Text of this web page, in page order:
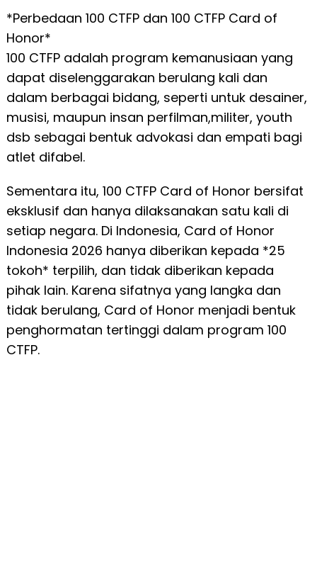
*Perbedaan 100 CTFP dan 100 CTFP Card of
Honor*
100 CTFP adalah program kemanusiaan yang
dapat diselenggarakan berulang kali dan
dalam berbagai bidang, seperti untuk desainer,
musisi, maupun insan perfilman,militer, youth
dsb sebagai bentuk advokasi dan empati bagi
atlet difabel.
Sementara itu, 100 CTFP Card of Honor bersifat
eksklusif dan hanya dilaksanakan satu kali di
setiap negara. Di Indonesia, Card of Honor
Indonesia 2026 hanya diberikan kepada *25
tokoh* terpilih, dan tidak diberikan kepada
pihak lain. Karena sifatnya yang langka dan
tidak berulang, Card of Honor menjadi bentuk
penghormatan tertinggi dalam program 100
CTFP.